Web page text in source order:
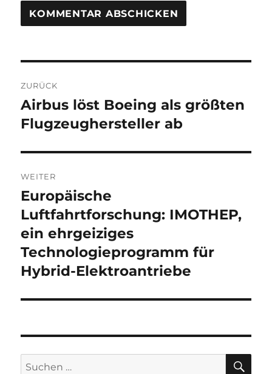
ZURÜCK
Vorheriger
Beitrag:
Airbus löst Boeing als größten
Flugzeughersteller ab
WEITER
Nächster
Beitrag:
Europäische
Luftfahrtforschung: IMOTHEP,
ein ehrgeiziges
Technologieprogramm für
Hybrid-Elektroantriebe
Suche